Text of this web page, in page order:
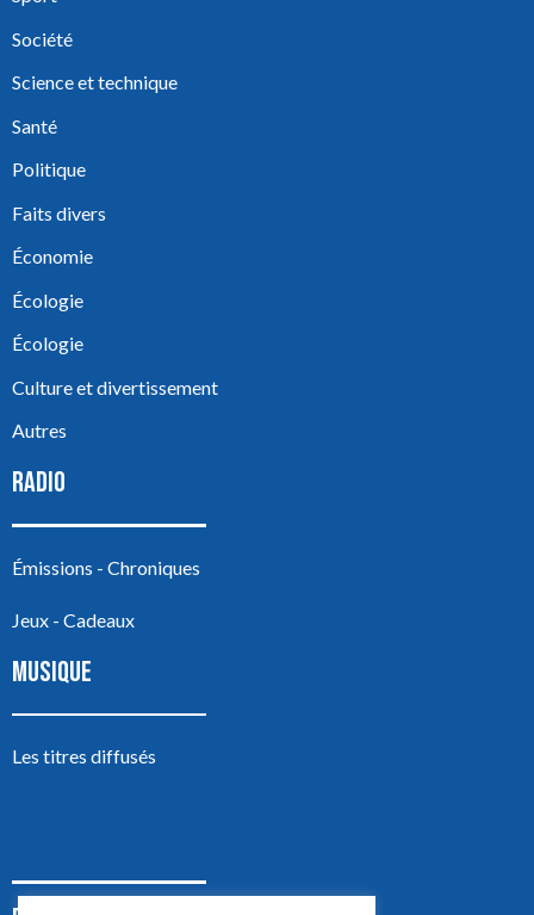
Société
Science et technique
Santé
Politique
Faits divers
Économie
Écologie
Écologie
Culture et divertissement
Autres
RADIO
Émissions - Chroniques
Jeux - Cadeaux
MUSIQUE
Les titres diffusés